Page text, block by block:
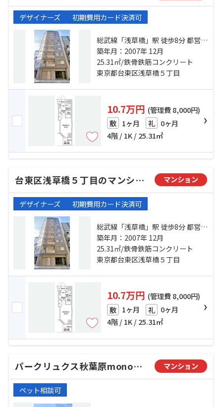
デザイナーズ 初期費用カード決済可
総武線「浅草橋」駅 徒歩8分 都営大
江戸線「新御徒町」駅 徒歩8分 日比
谷線「仲御徒町」駅 徒歩15分
築年月：2007年 12月
25.31㎡/鉄骨鉄筋コンクリート
東京都台東区浅草橋５丁目
10.7万円 (管理費 8,000円)
敷 1ヶ月 礼 0ヶ月
4階 / 1K / 25.31㎡
台東区浅草橋５丁目のマンション マンション
デザイナーズ 初期費用カード決済可
総武線「浅草橋」駅 徒歩8分 都営大
江戸線「新御徒町」駅 徒歩8分 日比
谷線「仲御徒町」駅 徒歩15分
築年月：2007年 12月
25.31㎡/鉄骨鉄筋コンクリート
東京都台東区浅草橋５丁目
10.7万円 (管理費 8,000円)
敷 1ヶ月 礼 0ヶ月
4階 / 1K / 25.31㎡
パークリュクス秋葉原monoイースト マンション
ペット相談可